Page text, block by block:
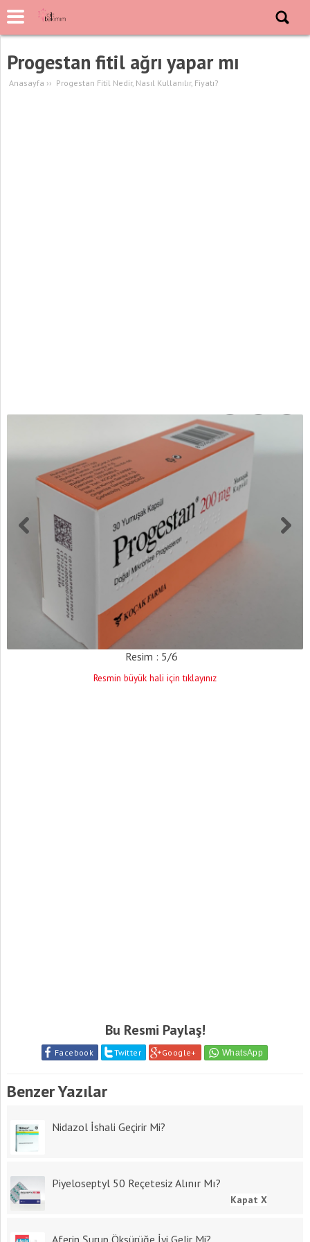
Progestan fitil ağrı yapar mı
Anasayfa ›› Progestan Fitil Nedir, Nasıl Kullanılır, Fiyatı?
Resim : 5/6
Resmin büyük hali için tıklayınız
Bu Resmi Paylaş!
Facebook Twitter Google+
Benzer Yazılar
Nidazol İshali Geçirir Mi?
Piyeloseptyl 50 Reçetesiz Alınır Mı?
Aferin Şurup Öksürüğe İyi Gelir Mi?
Kapat X